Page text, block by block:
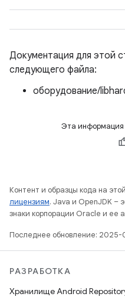
Документация для этой
следующего файла:
оборудование/
Эта информация
Контент и образцы кода на
лицензиям. Java и OpenJDK –
знаки корпорации Oracle и ее
Последнее обновление: 2025-
РАЗРАБОТКА
Хранилище Android